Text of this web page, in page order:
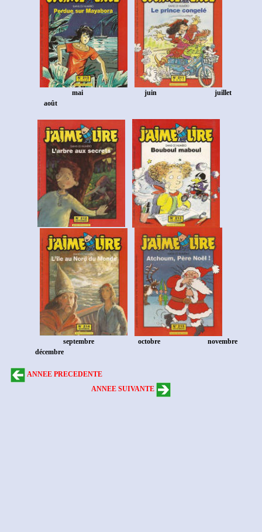
mai
juin juillet
août
septembre octobre
novembre
décembre
ANNEE PRECEDENTE
ANNEE SUIVANTE